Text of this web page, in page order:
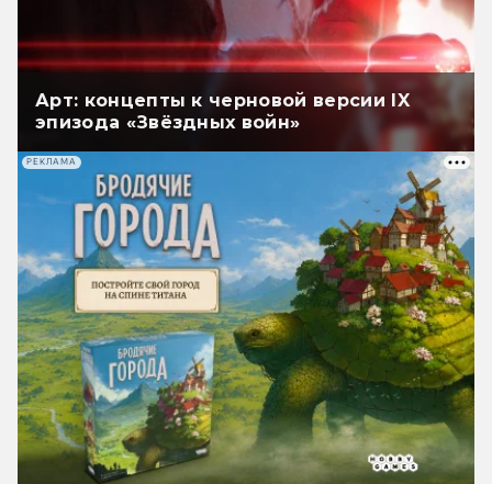
Арт: концепты к черновой версии IX
эпизода «Звёздных войн»
РЕКЛАМА